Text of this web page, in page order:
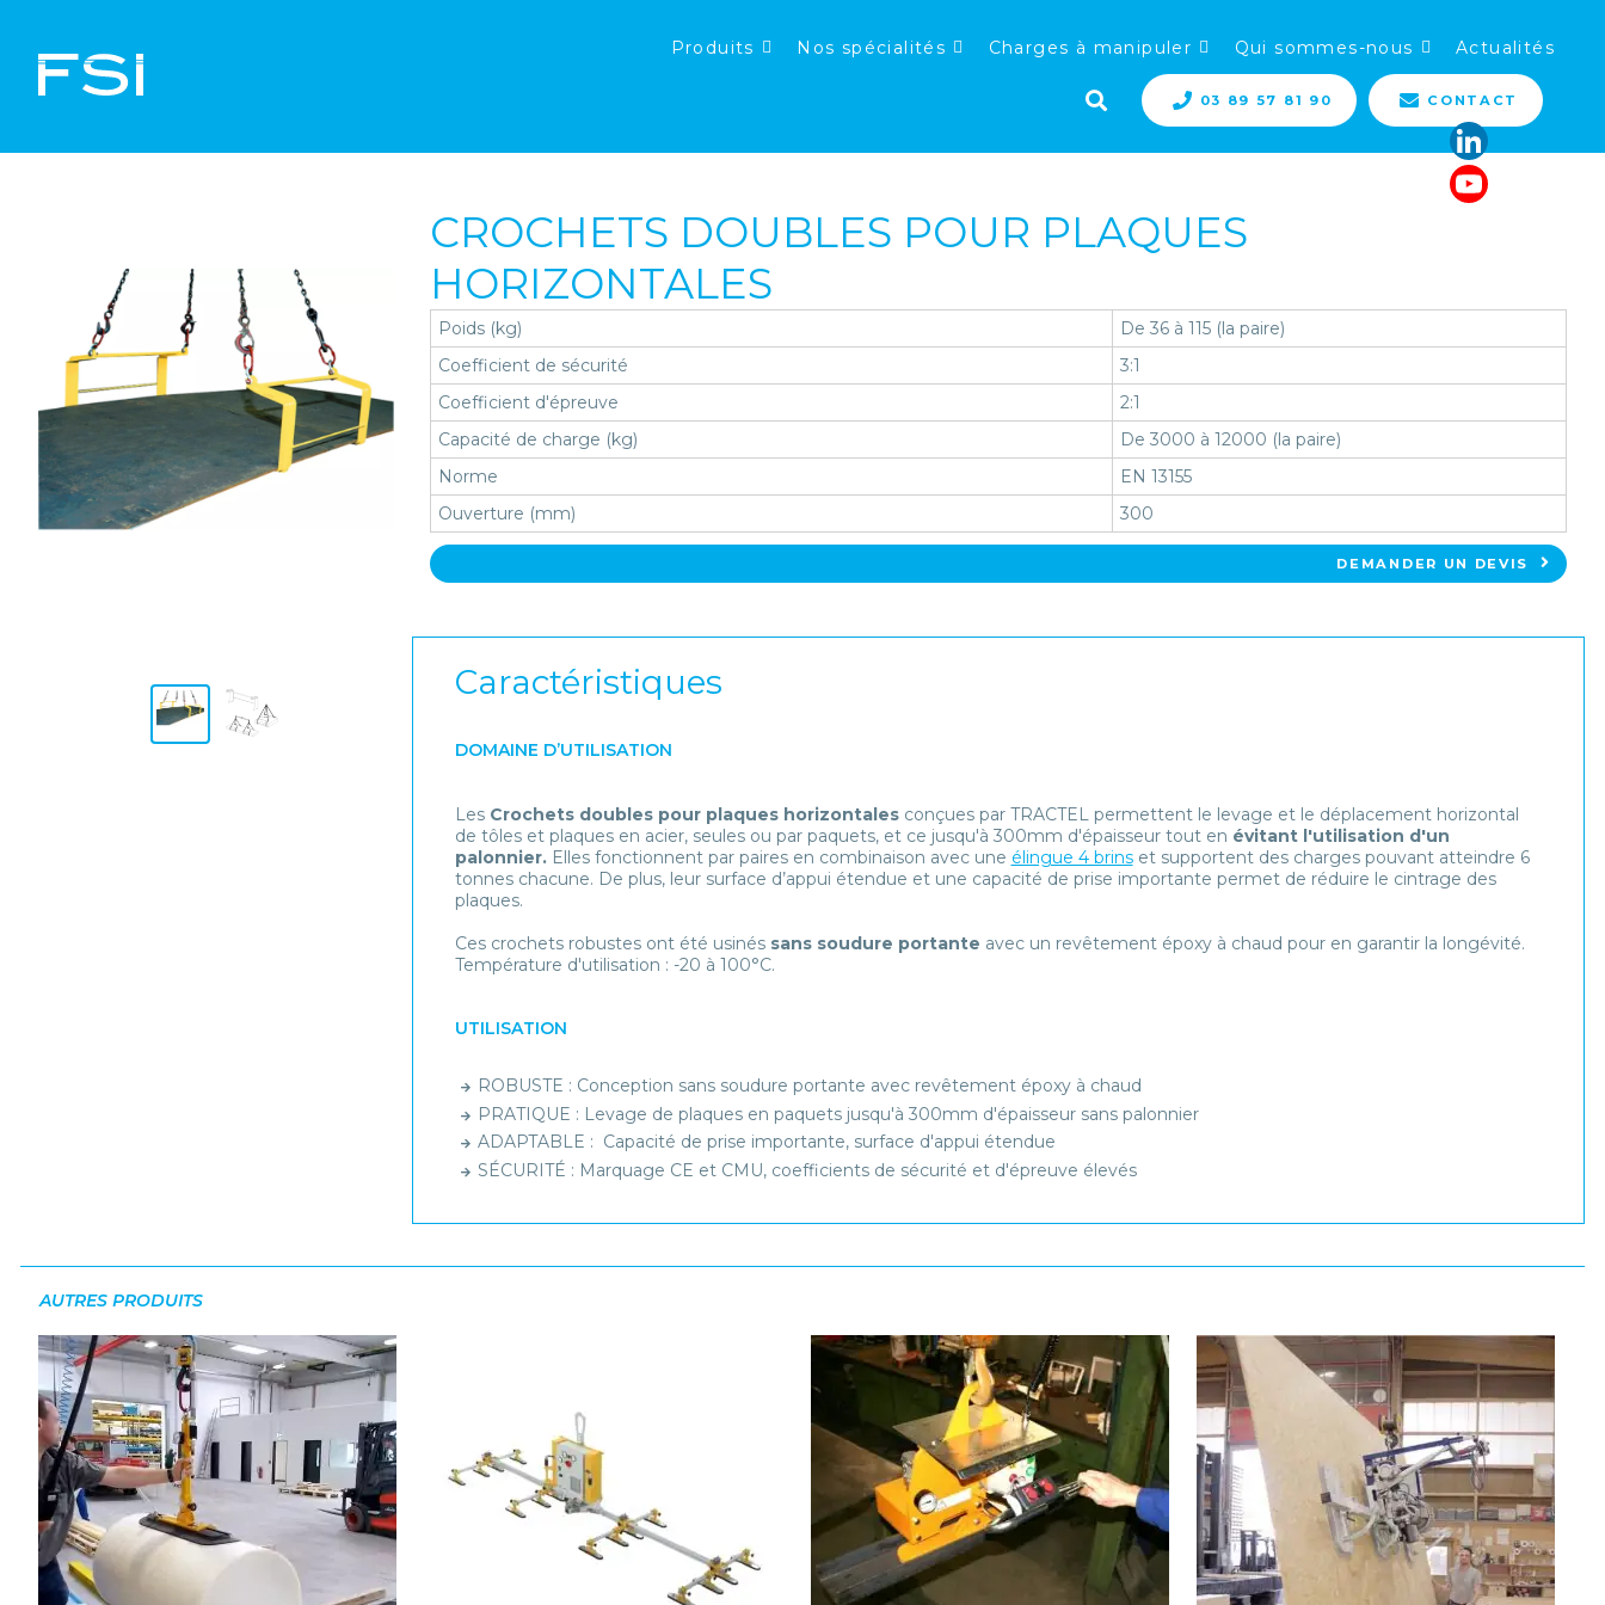
Produits Nos spécialités Charges à manipuler Qui sommes-nous Actualités
03 89 57 81 90 CONTACT
CROCHETS DOUBLES POUR PLAQUES
HORIZONTALES
Poids (kg)
De 36 à 115 (la paire)
Coefficient de sécurité
3:1
Coefficient d'épreuve
2:1
Capacité de charge (kg)
De 3000 à 12000 (la paire)
Norme
EN 13155
Ouverture (mm)
300
DEMANDER UN DEVIS
Caractéristiques
DOMAINE D’UTILISATION
LesCrochets doubles pour plaques horizontalesconçues par TRACTEL permettent le levage et le déplacement horizontal
de tôles et plaques en acier, seules ou par paquets, et ce jusqu'à 300mm d'épaisseur tout en évitant l'utilisation d'un
palonnier.Elles fonctionnent par paires en combinaison avec une élingue 4 brinset supportent des charges pouvant atteindre 6
tonnes chacune. De plus, leur surface d’appui étendue et une capacité de prise importante permet de réduire le cintrage des
plaques.
Ces crochets robustes ont été usinés sans soudure portante avec un revêtement époxy à chaud pour en garantir la longévité.
Température d'utilisation : -20 à 100°C.
UTILISATION
ROBUSTE : Conception sans soudure portante avec revêtement époxy à chaud
PRATIQUE : Levage de plaques en paquets jusqu'à 300mm d'épaisseur sans palonnier
ADAPTABLE : Capacité de prise importante, surface d'appui étendue
SÉCURITÉ : Marquage CE et CMU, coefficients de sécurité et d'épreuve élevés
AUTRES PRODUITS